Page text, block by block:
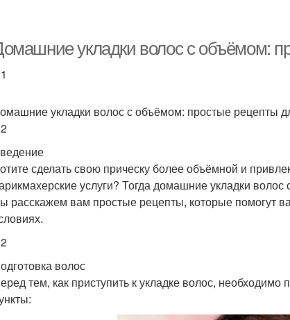
волосы
волосы
укладки волос с объёмом:
укладки волос с объёмом: простые рецепты
сделать свою прическу более объёмной и
услуги? Тогда домашние укладки
расскажем вам простые рецепты, которые помогут
волос
тем, как приступить к укладке волос,